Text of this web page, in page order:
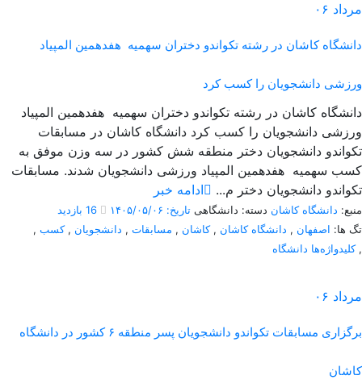
۰۶ مرداد
دانشگاه کاشان در رشته تکواندو دختران سهمیه هفدهمین المپیاد
ورزشی دانشجویان را کسب کرد
دانشگاه کاشان در رشته تکواندو دختران سهمیه هفدهمین المپیاد
ورزشی دانشجویان را کسب کرد دانشگاه کاشان در مسابقات
تکواندو دانشجویان دختر منطقه شش کشور در سه وزن موفق به
کسب سهمیه هفدهمین المپیاد ورزشی دانشجویان شدند. مسابقات
تکواندو دانشجویان دختر م...
ادامه خبر
منبع: دانشگاه کاشان دسته: دانشگاهی تاریخ: ۱۴۰۵/۰۵/۰۶
تگ ها: اصفهان , دانشگاه کاشان ,کاشان , مسابقات , دانشجویان ,کسب ,
کلیدواژه‌ها دانشگاه,
۰۶ مرداد
برگزاری مسابقات تکواندو دانشجویان پسر منطقه ۶ کشور در دانشگاه
کاشان